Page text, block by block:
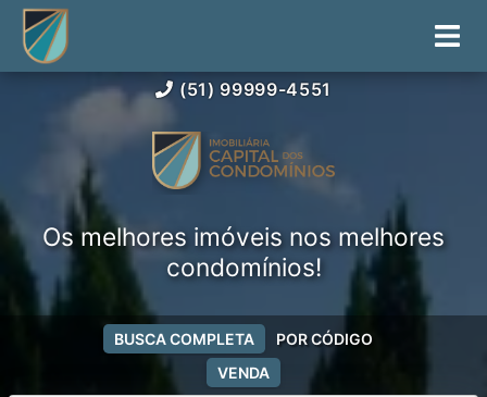
(51) 99999-4551
Os melhores imóveis nos melhores
condomínios!
VENDA
BUSCA COMPLETA POR CÓDIGO